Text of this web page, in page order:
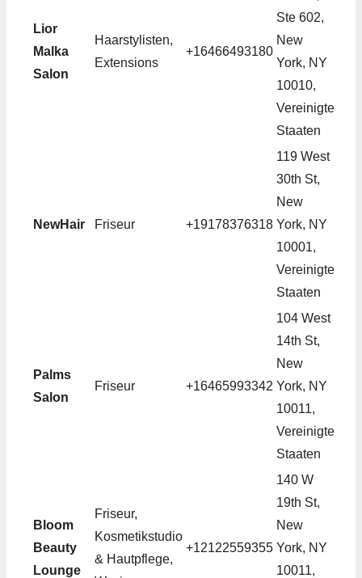
Lior
Malka
Salon
Haarstylisten,
Extensions
+16466493180
Ste 602,
New
York, NY
10010,
Vereinigte
Staaten
NewHair Friseur +19178376318
119 West
30th St,
New
York, NY
10001,
Vereinigte
Staaten
Palms
Salon
Friseur +16465993342
104 West
14th St,
New
York, NY
10011,
Vereinigte
Staaten
Bloom
Beauty
Lounge
Friseur,
Kosmetikstudio
& Hautpflege,
+12122559355
140 W
19th St,
New
York, NY
10011,